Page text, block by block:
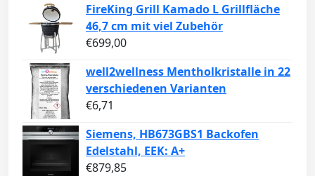
FireKing Grill Kamado L Grillfläche
46,7 cm mit viel Zubehör
€699,00
well2wellness Mentholkristalle in 22
verschiedenen Varianten
€6,71
Siemens, HB673GBS1 Backofen
Edelstahl, EEK: A+
€879,85